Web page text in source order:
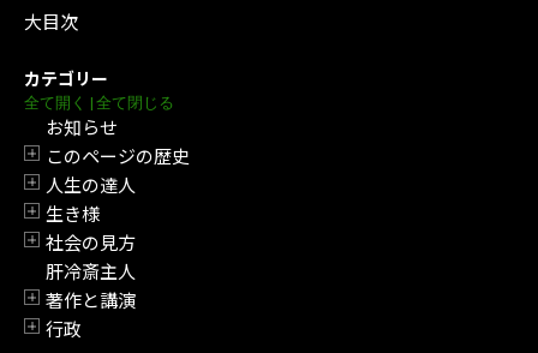
大目次
カテゴリー
全て開く | 全て閉じる
お知らせ
開閉
このページの歴史
開閉
人生の達人
開閉
生き様
開閉
社会の見方
肝冷斎主人
開閉
著作と講演
開閉
行政